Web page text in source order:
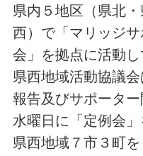
県内５地区（県北
西）で「マリッジ
会」を拠点に活動し
県西地域活動協議
報告及びサポータ
水曜日に「定例会」
県西地域７市３町